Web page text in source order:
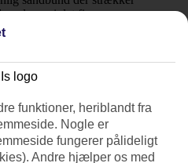
funktioner, heriblandt fra
Nogle er
fungerer pålideligt
Andre hjælper os med